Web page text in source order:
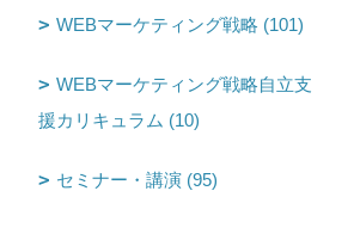
WEBマーケティング戦略 (101)
WEBマーケティング戦略自立支
援カリキュラム (10)
セミナー・講演 (95)